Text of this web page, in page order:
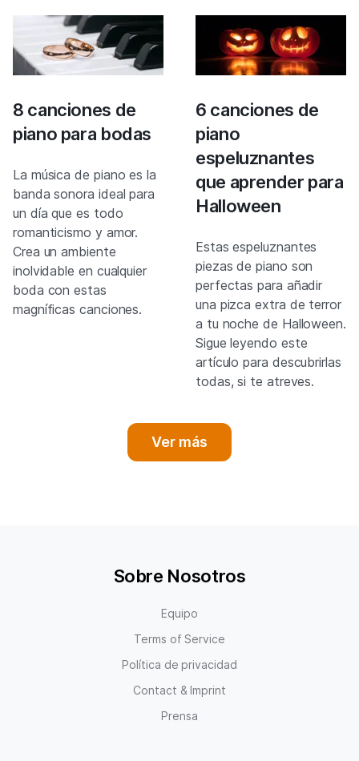
8 canciones de
piano para bodas
La música de piano es la
banda sonora ideal para
un día que es todo
romanticismo y amor.
Crea un ambiente
inolvidable en cualquier
boda con estas
magníficas canciones.
6 canciones de
piano
espeluznantes
que aprender para
Halloween
Estas espeluznantes
piezas de piano son
perfectas para añadir
una pizca extra de terror
a tu noche de Halloween.
Sigue leyendo este
artículo para descubrirlas
todas, si te atreves.
Ver más
Sobre Nosotros
Equipo
Terms of Service
Política de privacidad
Contact & Imprint
Prensa